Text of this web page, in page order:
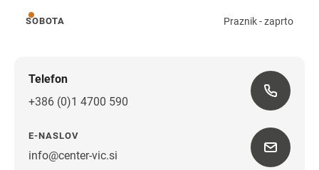
sobota
SOBOTA Praznik - zaprto
Telefon
+386 (0)1 4700 590
E-NASLOV
info@center-vic.si